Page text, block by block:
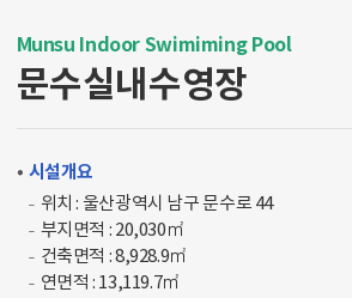
Munsu Indoor Swimiming Pool
문수실내수영장
시설개요
위치 : 울산광역시 남구 문수로 44
부지면적 : 20,030㎡
건축면적 : 8,928.9㎡
연면적 : 13,119.7㎡